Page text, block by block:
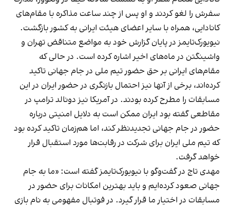
سفرش را لغو کردند و او پس از چند ساعت مذاکره با مقام‌های
کانادایی، همراه با سایر اعضای هیئت ایرانی به کشور بازگشت.
نیویورک‌تایمز در پایان گزارش خود به مواضع متناقض تهران و
واشینگتن در ماه‌های اخیر اشاره کرده است. در حالی که
مقام‌های ایرانی بر حق حضور تیم ملی در جام جهانی تاکید
کرده‌اند، برخی از آنها نیز احتمال بازنگری در حضور ایران در این
مسابقات را مطرح کرده بودند. در آمریکا نیز دونالد ترامپ در
مقاطعی گفته بود ایران ممکن است به دلایل امنیتی درباره
حضور در جام جهانی تجدیدنظر کند، اما هم‌زمان تاکید کرده بود
که تیم ملی ایران برای شرکت در رقابت‌ها مورد استقبال قرار
خواهد گرفت.
مهدی تاج در گفت‌وگو با نیویورک‌تایمز گفته است: «ما به جام
جهانی صعود کرده‌ایم و باید بهترین امکانات برای حضور در
مسابقات در اختیار ما قرار گیرد. در فوتبال مفهومی به نام بازی